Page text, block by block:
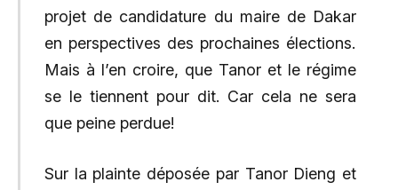
projet de candidature du maire de Dakar
en perspectives des prochaines élections.
Mais à l’en croire, que Tanor et le régime
se le tiennent pour dit. Car cela ne sera
que peine perdue!
Sur la plainte déposée par Tanor Dieng et